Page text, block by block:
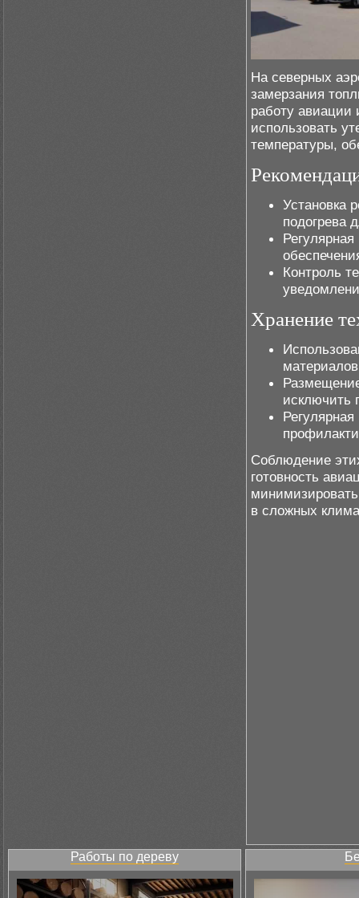
На северных
замерзания
работу авиации
использовать
температуры,
Установка
подогрева
Контроль
Хранение
исключить
Соблюдение
готовность
в сложных
Работы по дереву